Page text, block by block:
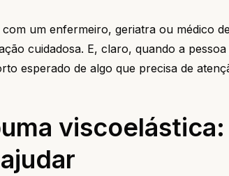
um enfermeiro, geriatra ou médico
cuidadosa. E, claro, quando a
esperado de algo que precisa de